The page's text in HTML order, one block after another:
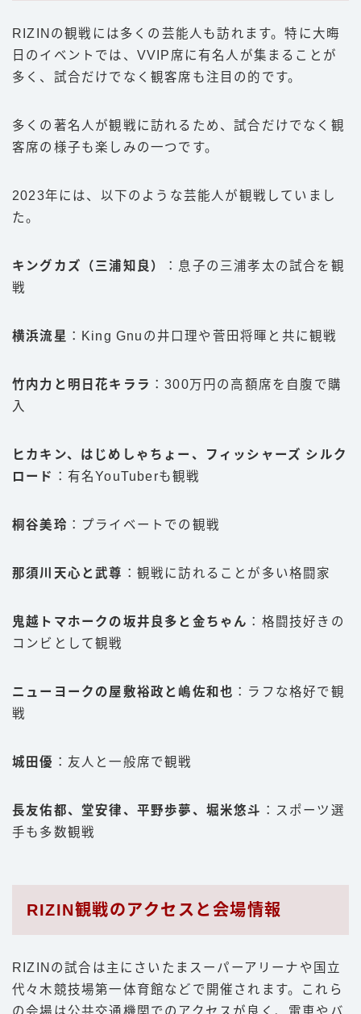
RIZINの観戦には多くの芸能人も訪れます。特に大晦
日のイベントでは、VVIP席に有名人が集まることが
多く、試合だけでなく観客席も注目の的です。
多くの著名人が観戦に訪れるため、試合だけでなく観
客席の様子も楽しみの一つです。
2023年には、以下のような芸能人が観戦していまし
た。
キングカズ（三浦知良）
：息子の三浦孝太の試合を観
戦
横浜流星 ：King Gnuの井口理や菅田将暉と共に観戦
竹内力と明日花キララ ：300万円の高額席を自腹で購
入
ヒカキン、はじめしゃちょー、フィッシャーズ シルク
ロード ：有名YouTuberも観戦
桐谷美玲 ：プライベートでの観戦
那須川天心と武尊 ：観戦に訪れることが多い格闘家
鬼越トマホークの坂井良多と金ちゃん ：格闘技好きの
コンビとして観戦
ニューヨークの屋敷裕政と嶋佐和也 ：ラフな格好で観
戦
城田優 ：友人と一般席で観戦
長友佑都、堂安律、平野歩夢、堀米悠斗 ：スポーツ選
手も多数観戦
RIZIN観戦のアクセスと会場情報
RIZINの試合は主にさいたまスーパーアリーナや国立
代々木競技場第一体育館などで開催されます。これら